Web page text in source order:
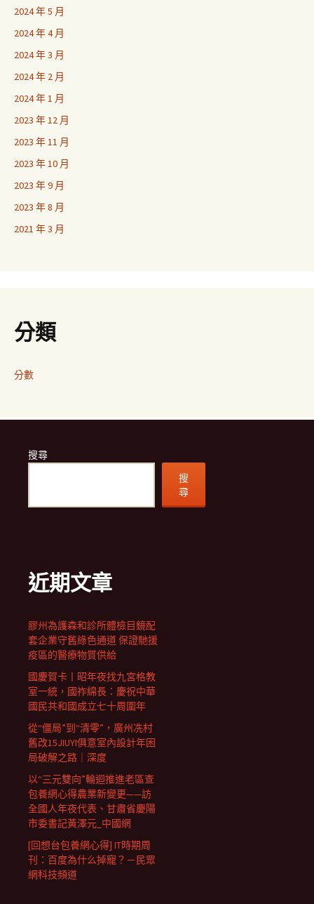
2024 年 5 月
2024 年 4 月
2024 年 3 月
2024 年 2 月
2024 年 1 月
2023 年 12 月
2023 年 11 月
2023 年 10 月
2023 年 9 月
2023 年 8 月
2021 年 3 月
分類
分數
搜尋
搜
尋
近期文章
膠州為護森和診所體檢目鏡配
套企業守舊綠色通道 保證馳援
疫區的醫療物質供給
國慶賀卡丨昭年夜找九宮格教
室一統，國祚綿長：慶祝中華
國民共和國成立七十周圍年
從“僵局”到“清零”，廣州冼村
舊改15JIUYI俱意室內設計年困
局破解之路｜深度
以“三元雙向”輪迴推進老區查
包養網心得農業新變更——訪
全國人年夜代表、甘肅省慶陽
市委書記黃澤元_中國網
[回想台包養網心得] IT時期周
刊：百度為什么掉寵？－民眾
網科技頻道